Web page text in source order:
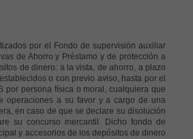
por el Fondo de supervisión auxiliar
de Ahorro y Préstamo y de protección a
de dinero: a la vista, de ahorro, a plazo
o con previo aviso, hasta por el
por persona física o moral, cualquiera que
operaciones a su favor y a cargo de una
en caso de que se declare su disolución
su concurso mercantil. Dicho fondo de
y accesorios de los depósitos de dinero